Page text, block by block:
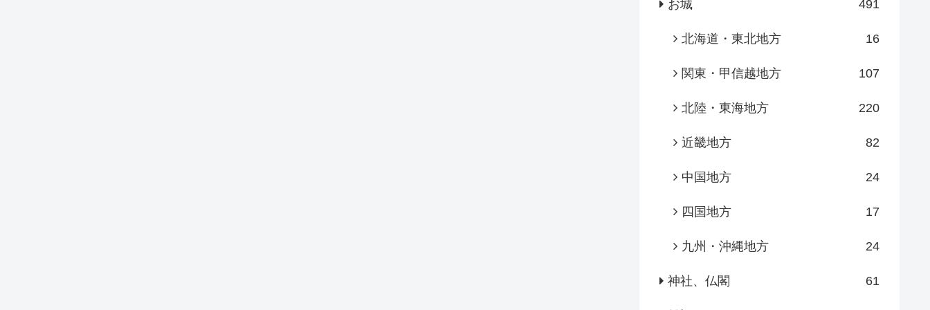
お城 491
北海道・東北地方 16
関東・甲信越地方 107
北陸・東海地方 220
近畿地方 82
中国地方 24
四国地方 17
九州・沖縄地方 24
神社、仏閣 61